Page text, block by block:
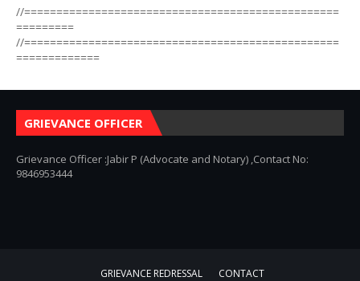
//=================================================
=========
//=================================================
=============
GRIEVANCE OFFICER
Grievance Officer :Jabir P (Advocate and Notary) ,Contact No:
9846953444
GRIEVANCE REDRESSAL CONTACT